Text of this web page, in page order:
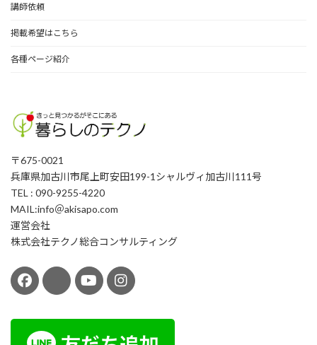
講師依頼
掲載希望はこちら
各種ページ紹介
〒675-0021
兵庫県加古川市尾上町安田199-1シャルヴィ加古川111号
TEL : 090-9255-4220
MAIL:info＠akisapo.com
運営会社
株式会社テクノ総合コンサルティング